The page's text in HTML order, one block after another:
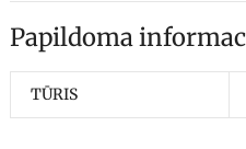
Papildoma
TŪRIS